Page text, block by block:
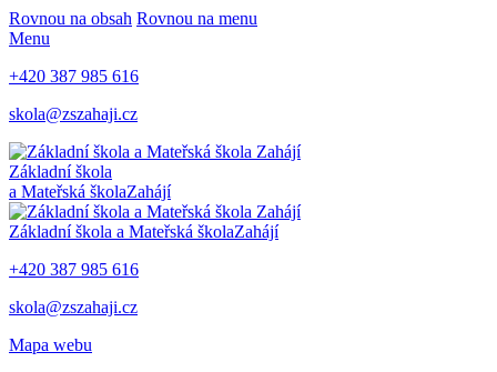
Rovnou na obsah Rovnou na menu
Menu
+420 387 985 616
skola@zszahaji.cz
Základní škola
a Mateřská školaZahájí
Základní škola a Mateřská školaZahájí
+420 387 985 616
skola@zszahaji.cz
Mapa webu